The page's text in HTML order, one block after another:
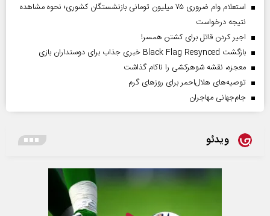
استعلام وام ضروری ۷۵ میلیون تومانی بازنشستگان کشوری؛ نحوه مشاهده
نتیجه درخواست
اجیر کردن قاتل برای کشتن همسر!
بازگشت Black Flag Resynced خبری جذاب برای دوستداران بازی
معجزه، نقشه شوهرکشی را ناکام گذاشت
توصیه‌های هلال‌احمر برای روز‌های گرم
جام‌جهانی مهاجران
ویدئو